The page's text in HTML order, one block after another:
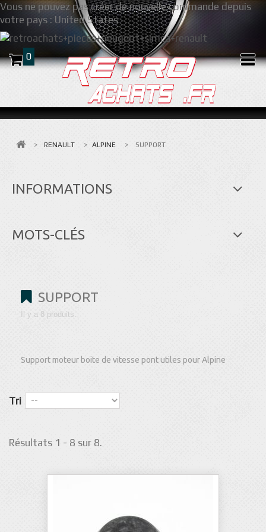
Vous ne pouvez pas créer de nouvelle commande depuis
votre pays : United States
0
> RENAULT > ALPINE > SUPPORT
INFORMATIONS
MOTS-CLÉS
SUPPORT
Il y a 8 produits.
Support moteur boite de vitesse pont utiles pour Alpine
Tri
Résultats 1 - 8 sur 8.